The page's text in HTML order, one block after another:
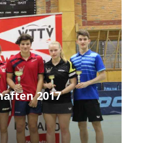
2017